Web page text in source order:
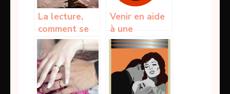
La lecture,
comment se
lancer dans
ça? Petits
conseils
Venir en aide
à une
collègue
sexuellement
est un devoir